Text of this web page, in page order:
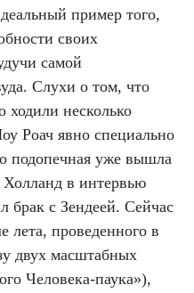
пример того,
своих
самой
Слухи о том, что
ходили несколько
Роач явно специально
подопечная уже вышла
в интервью
брак с Зендеей. Сейчас
лета, проведенного в
двух масштабных
Человека-паука»),